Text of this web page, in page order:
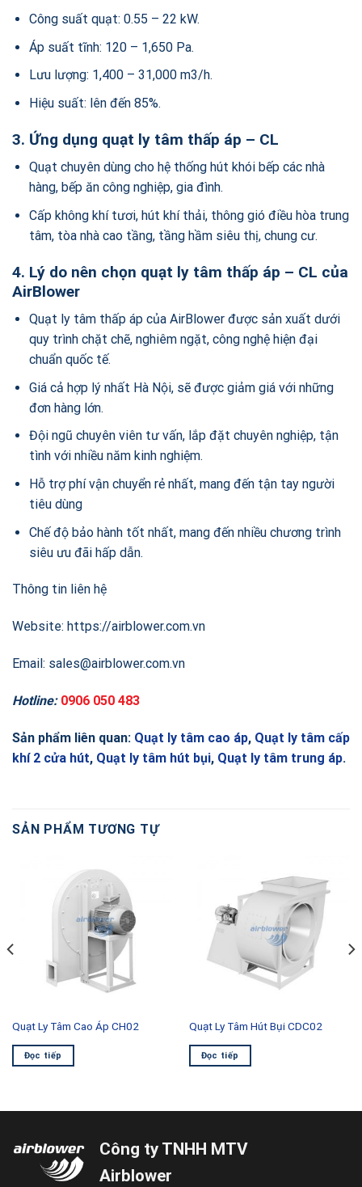
Công suất quạt: 0.55 – 22 kW.
Áp suất tĩnh: 120 – 1,650 Pa.
Lưu lượng: 1,400 – 31,000 m3/h.
Hiệu suất: lên đến 85%.
3. Ứng dụng quạt ly tâm thấp áp – CL
Quạt chuyên dùng cho hệ thống hút khói bếp các nhà
hàng, bếp ăn công nghiệp, gia đình.
Cấp không khí tươi, hút khí thải, thông gió điều hòa trung
tâm, tòa nhà cao tầng, tầng hầm siêu thị, chung cư.
4. Lý do nên chọn quạt ly tâm thấp áp – CL của
AirBlower
Quạt ly tâm thấp áp của AirBlower được sản xuất dưới
quy trình chặt chẽ, nghiêm ngặt, công nghệ hiện đại
chuẩn quốc tế.
Giá cả hợp lý nhất Hà Nội, sẽ được giảm giá với những
đơn hàng lớn.
Đội ngũ chuyên viên tư vấn, lắp đặt chuyên nghiệp, tận
tình với nhiều năm kinh nghiệm.
Hỗ trợ phí vận chuyển rẻ nhất, mang đến tận tay người
tiêu dùng
Chế độ bảo hành tốt nhất, mang đến nhiều chương trình
siêu ưu đãi hấp dẫn.
Thông tin liên hệ
Website: https://airblower.com.vn
Email: sales@airblower.com.vn
Hotline: 0906 050 483
Sản phẩm liên quan: Quạt ly tâm cao áp, Quạt ly tâm cấp
khí 2 cửa hút, Quạt ly tâm hút bụi, Quạt ly tâm trung áp.
SẢN PHẨM TƯƠNG TỰ
Quạt Ly Tâm Cao Áp CH02
Đọc tiếp
Quạt Ly Tâm Hút Bụi CDC02
Đọc tiếp
Công ty TNHH MTV
Airblower